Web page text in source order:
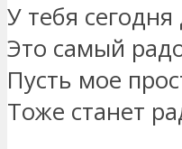
У тебя
Это самый
Пусть мое
Тоже станет